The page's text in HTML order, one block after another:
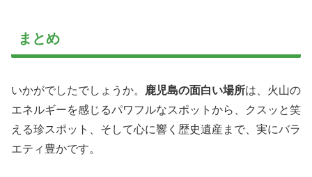
まとめ
いかがでしたでしょうか。 鹿児島の面白い場所は、火山の
エネルギーを感じるパワフルなスポットから、クスッと笑
える珍スポット、そして心に響く歴史遺産まで、実にバラ
エティ豊かです。